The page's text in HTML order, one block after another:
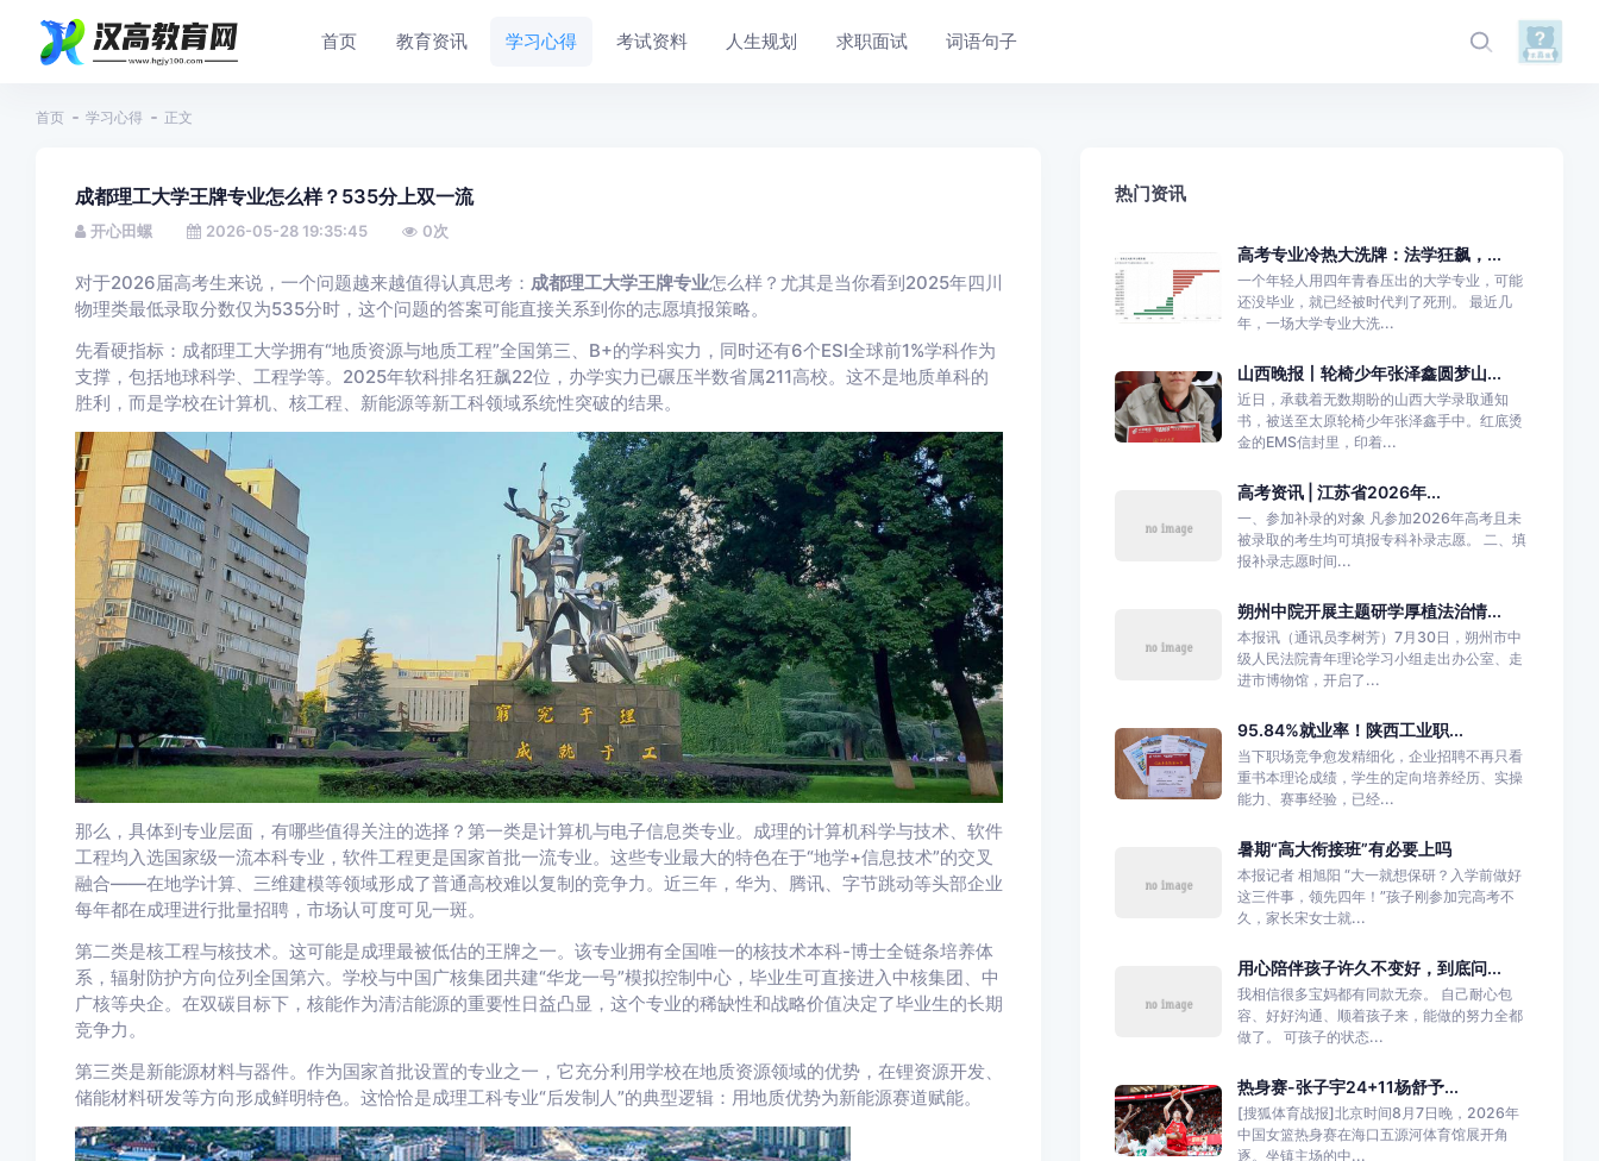
首页 教育资讯 学习心得 考试资料 人生规划 求职面试 词语句子
首页 学习心得 正文
成都理工大学王牌专业怎么样？535分上双一流
开心田螺 2026-05-28 19:35:45 0次
对于2026届高考生来说，一个问题越来越值得认真思考： 成都理工大学王牌专业怎么样？尤其是当你看到2025年四川
物理类最低录取分数仅为535分时，这个问题的答案可能直接关系到你的志愿填报策略。
先看硬指标：成都理工大学拥有“地质资源与地质工程”全国第三、B+的学科实力，同时还有6个ESI全球前1%学科作为
支撑，包括地球科学、工程学等。2025年软科排名狂飙22位，办学实力已碾压半数省属211高校。这不是地质单科的
胜利，而是学校在计算机、核工程、新能源等新工科领域系统性突破的结果。
那么，具体到专业层面，有哪些值得关注的选择？第一类是计算机与电子信息类专业。成理的计算机科学与技术、软件
工程均入选国家级一流本科专业，软件工程更是国家首批一流专业。这些专业最大的特色在于“地学+信息技术”的交叉
融合——在地学计算、三维建模等领域形成了普通高校难以复制的竞争力。近三年，华为、腾讯、字节跳动等头部企业
每年都在成理进行批量招聘，市场认可度可见一斑。
第二类是核工程与核技术。这可能是成理最被低估的王牌之一。该专业拥有全国唯一的核技术本科-博士全链条培养体
系，辐射防护方向位列全国第六。学校与中国广核集团共建“华龙一号”模拟控制中心，毕业生可直接进入中核集团、中
广核等央企。在双碳目标下，核能作为清洁能源的重要性日益凸显，这个专业的稀缺性和战略价值决定了毕业生的长期
竞争力。
第三类是新能源材料与器件。作为国家首批设置的专业之一，它充分利用学校在地质资源领域的优势，在锂资源开发、
储能材料研发等方向形成鲜明特色。这恰恰是成理工科专业“后发制人”的典型逻辑：用地质优势为新能源赛道赋能。
热门资讯
高考专业冷热大洗牌：法学狂飙，...
一个年轻人用四年青春压出的大学专业，可能
还没毕业，就已经被时代判了死刑。 最近几
年，一场大学专业大洗...
山西晚报丨轮椅少年张泽鑫圆梦山...
近日，承载着无数期盼的山西大学录取通知
书，被送至太原轮椅少年张泽鑫手中。红底烫
金的EMS信封里，印着...
高考资讯 | 江苏省2026年...
一、参加补录的对象 凡参加2026年高考且未
被录取的考生均可填报专科补录志愿。 二、填
报补录志愿时间...
朔州中院开展主题研学厚植法治情...
本报讯（通讯员李树芳）7月30日，朔州市中
级人民法院青年理论学习小组走出办公室、走
进市博物馆，开启了...
95.84%就业率！陕西工业职...
当下职场竞争愈发精细化，企业招聘不再只看
重书本理论成绩，学生的定向培养经历、实操
能力、赛事经验，已经...
暑期“高大衔接班”有必要上吗
本报记者 相旭阳 “大一就想保研？入学前做好
这三件事，领先四年！”孩子刚参加完高考不
久，家长宋女士就...
用心陪伴孩子许久不变好，到底问...
我相信很多宝妈都有同款无奈。 自己耐心包
容、好好沟通、顺着孩子来，能做的努力全都
做了。 可孩子的状态...
热身赛-张子宇24+11杨舒予...
[搜狐体育战报]北京时间8月7日晚，2026年
中国女篮热身赛在海口五源河体育馆展开角
逐。坐镇主场的中...